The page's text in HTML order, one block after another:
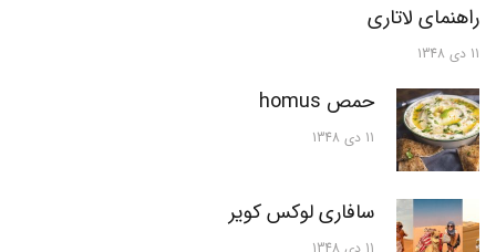
راهنمای لاتاری
11 دی 1348
حمص homus
11 دی 1348
سافاری لوکس کویر